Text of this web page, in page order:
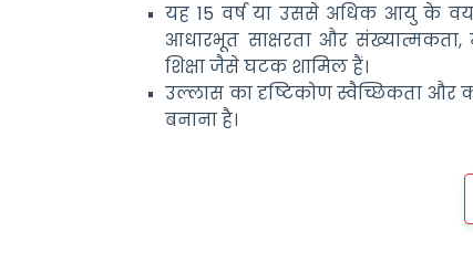
यह 15 वर्ष या उससे अधिक आयु के
आधारभूत साक्षरता और संख्यात्मकता,
शिक्षा जैसे घटक शामिल हैं।
उल्लास का दृष्टिकोण स्वैच्छिकता और
बनाना है।